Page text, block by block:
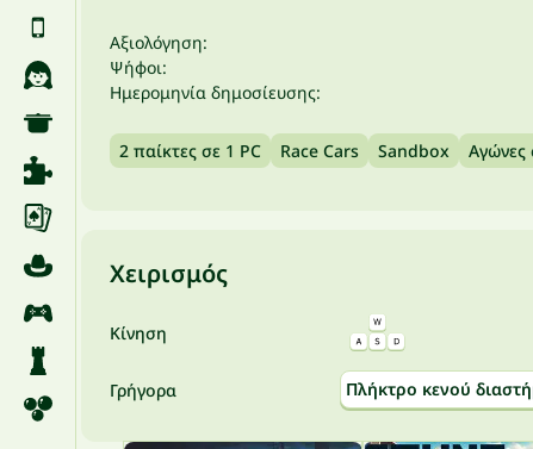
Αξιολόγηση:
Ψήφοι:
Ημερομηνία δημοσίευσης:
2 παίκτες σε 1 PC Race Cars Sandbox Αγώνες
Χειρισμός
Κίνηση
Γρήγορα Πλήκτρο κενού